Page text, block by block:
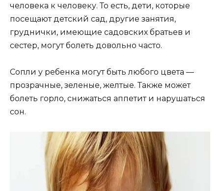
человека к человеку. То есть, дети, которые
посещают детский сад, другие занятия,
груднички, имеющие садовских братьев и
сестер, могут болеть довольно часто.
Сопли у ребенка могут быть любого цвета —
прозрачные, зеленые, желтые. Также может
болеть горло, снижаться аппетит и нарушаться
сон.